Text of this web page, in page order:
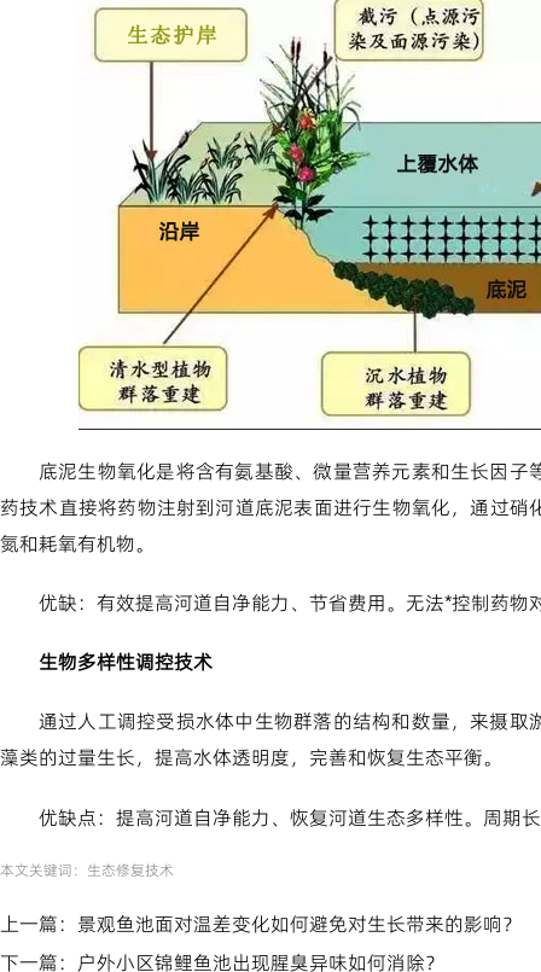
底泥生物氧化是将含有氨基酸、微量营养元素和生长因
药技术直接将药物注射到河道底泥表面进行生物氧化，通过
氮和耗氧有机物。
优缺：有效提高河道自净能力、节省费用。无法*控制药物
生物多样性调控技术
通过人工调控受损水体中生物群落的结构和数量，来摄
藻类的过量生长，提高水体透明度，完善和恢复生态平衡。
优缺点：提高河道自净能力、恢复河道生态多样性。周期
本文关键词： 生态修复技术
上一篇： 景观鱼池面对温差变化如何避免对生长带来的影响？
下一篇： 户外小区锦鲤鱼池出现腥臭异味如何消除？